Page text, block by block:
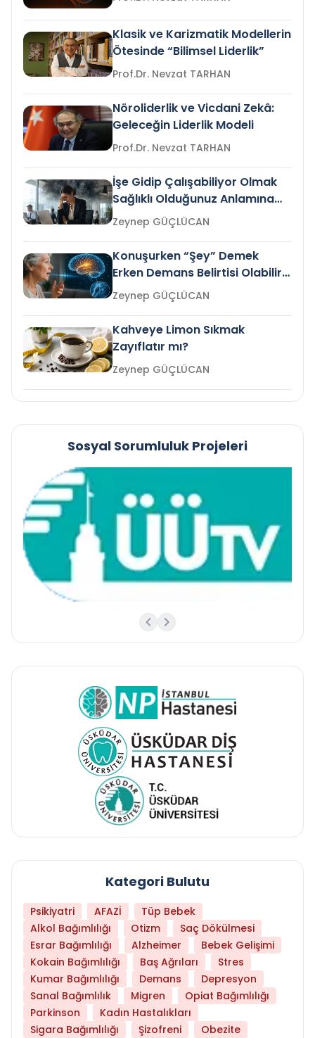
Klasik ve Karizmatik Modellerin
Ötesinde “Bilimsel Liderlik”
Prof.Dr. Nevzat TARHAN
Nöroliderlik ve Vicdani Zekâ:
Geleceğin Liderlik Modeli
Prof.Dr. Nevzat TARHAN
İşe Gidip Çalışabiliyor Olmak
Sağlıklı Olduğunuz Anlamına
Gelir mi?Zeynep GÜÇLÜCAN
Konuşurken “Şey” Demek
Erken Demans Belirtisi Olabilir
mi?
Zeynep GÜÇLÜCAN
Kahveye Limon Sıkmak
Zayıflatır mı?
Zeynep GÜÇLÜCAN
Sosyal Sorumluluk Projeleri
Kategori Bulutu
Psikiyatri AFAZİ
Tüp Bebek
Alkol Bağımlılığı
Otizm
Saç Dökülmesi
Esrar Bağımlılığı
Alzheimer
Bebek Gelişimi
Kokain Bağımlılığı
Baş Ağrıları
Stres
Kumar Bağımlılığı
Demans
Depresyon
Sanal Bağımlılık
Migren
Opiat Bağımlılığı
Parkinson
Kadın Hastalıkları
Sigara Bağımlılığı
Şizofreni Obezite